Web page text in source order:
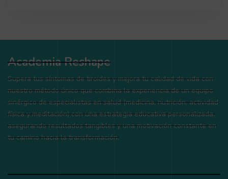
Academia Reshape
Supera tus síntomas de tiroides y mejora tu calidad de vida con
nuestro método único que combina la experiencia de un equipo
sinérgico de especialistas en salud (medicina, nutrición, actividad
física y meditación) con una estrategia educativa personalizada,
asegurando resultados tangibles y una motivación constante en
tu camino hacia la transformación.